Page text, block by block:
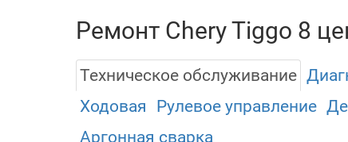
Ремонт Chery Tiggo 8
Техническое обслуживание
Ходовая
Рулевое управление
Аргонная сварка